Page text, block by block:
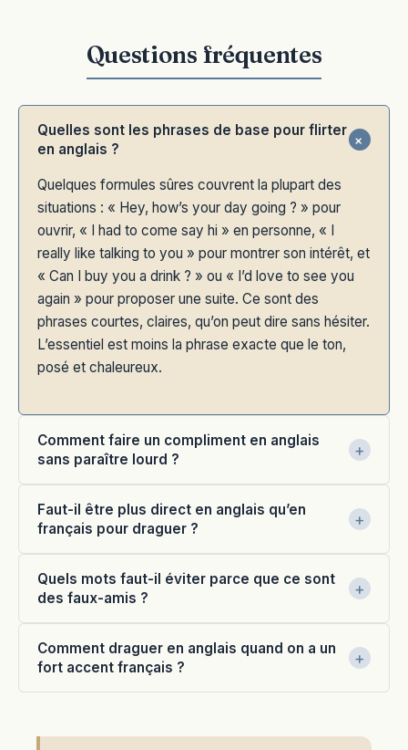
Quelles sont les phrases de base pour flirter
en anglais ?
Quelques formules sûres couvrent la plupart des
situations : « Hey, how’s your day going ? » pour
ouvrir, « I had to come say hi » en personne, « I
really like talking to you » pour montrer son intérêt, et
« Can I buy you a drink ? » ou « I’d love to see you
again » pour proposer une suite. Ce sont des
phrases courtes, claires, qu’on peut dire sans hésiter.
L’essentiel est moins la phrase exacte que le ton,
posé et chaleureux.
Comment faire un compliment en anglais
sans paraître lourd ?
Faut-il être plus direct en anglais qu’en
français pour draguer ?
Quels mots faut-il éviter parce que ce sont
des faux-amis ?
Comment draguer en anglais quand on a un
fort accent français ?